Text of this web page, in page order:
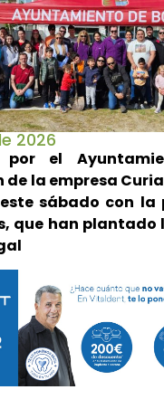
2026
por el
de la empresa
sábado con la
que han plantado